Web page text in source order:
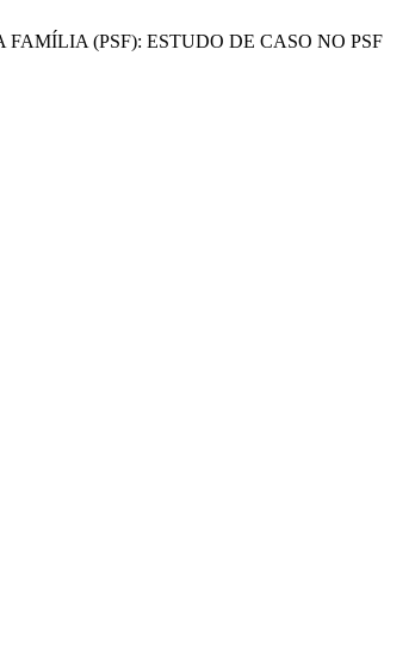
FAMÍLIA (PSF): ESTUDO DE CASO NO PSF